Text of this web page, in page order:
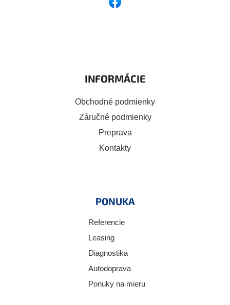
INFORMÁCIE
Obchodné podmienky
Záručné podmienky
Preprava
Kontakty
PONUKA
Referencie
Leasing
Diagnostika
Autodoprava
Ponuky na mieru